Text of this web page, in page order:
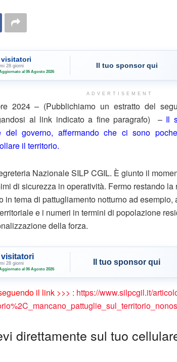
visitatori
28 giorni
al 06 Agosto 2026
Il tuo sponsor qui
ADVERTISEMENT
2024 – (Pubblichiamo un estratto del
al link indicato a fine paragrafo) – Il
del governo, affermando che ci sono
il territorio.
Nazionale SILP CGIL. È giunto il
di sicurezza in operatività. Fermo restando
in tema di pattugliamento notturno ad
e i numeri in termini di popolazione
della forza.
visitatori
28 giorni
al 06 Agosto 2026
Il tuo sponsor qui
il link >>> : https://www.silpcgil.it/
direttamente sul tuo